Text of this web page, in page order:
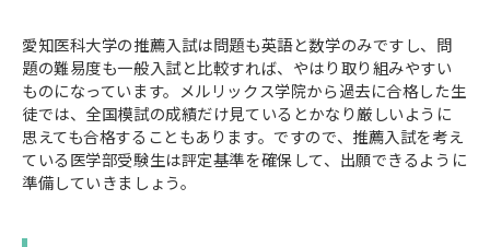
愛知医科大学の推薦入試は問題も英語と数学のみですし、問
題の難易度も一般入試と比較すれば、やはり取り組みやすい
ものになっています。メルリックス学院から過去に合格した生
徒では、全国模試の成績だけ見ているとかなり厳しいように
思えても合格することもあります。ですので、推薦入試を考え
ている医学部受験生は評定基準を確保して、出願できるように
準備していきましょう。